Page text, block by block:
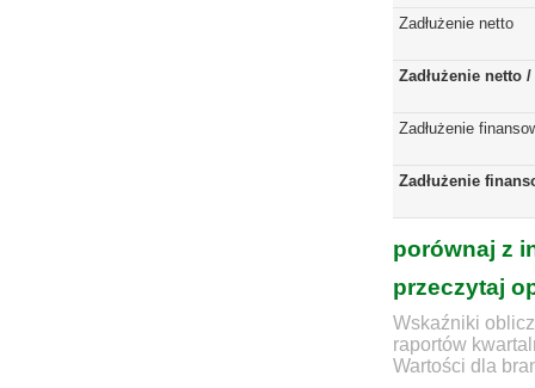
Zadłużenie netto
Zadłużenie netto
Zadłużenie
Zadłużenie
porównaj z
przeczytaj
Wskaźniki
raportów
Wartości dla